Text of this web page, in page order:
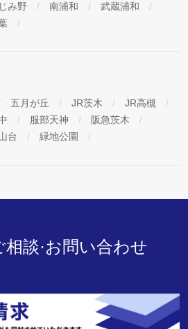
み野 南浦和
武蔵浦和
五月が丘 JR茨木
JR高槻
服部天神
阪急茨木
台 緑地公園
相談·お問い合わせ